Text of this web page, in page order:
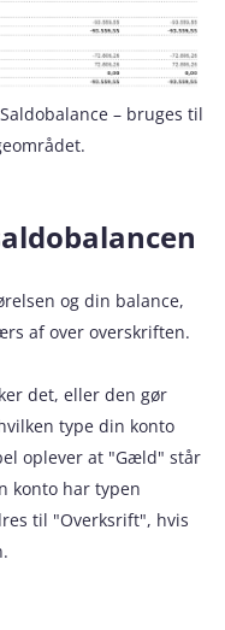
– bruges til
og din balance,
af over overskriften.
det, eller den gør
type din konto
oplever at "Gæld" står
konto har typen
til "Overksrift", hvis